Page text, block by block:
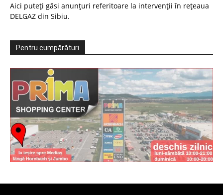
Aici puteți găsi anunțuri referitoare la intervenții în rețeaua
DELGAZ din Sibiu.
Pentru cumpărături